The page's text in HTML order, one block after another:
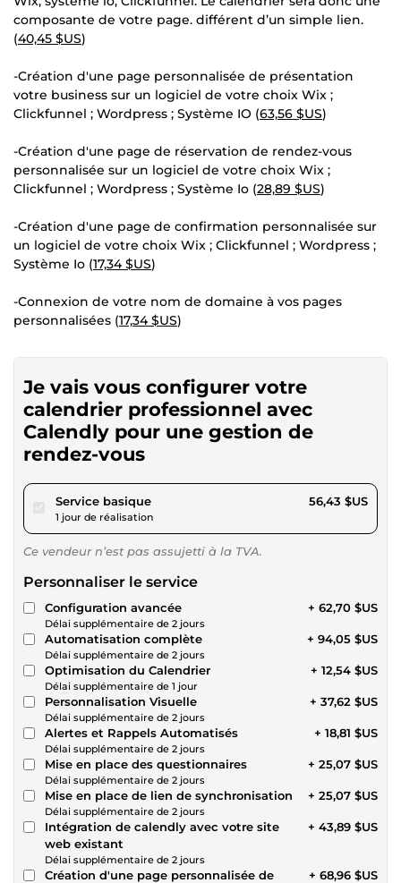
composante de votre page. différent d’un simple lien.
(40,45 $US)
-Création d'une page personnalisée de présentation
votre business sur un logiciel de votre choix Wix ;
Clickfunnel ; Wordpress ; Système IO (63,56 $US)
-Création d'une page de réservation de rendez-vous
personnalisée sur un logiciel de votre choix Wix ;
Clickfunnel ; Wordpress ; Système Io (28,89 $US)
-Création d'une page de confirmation personnalisée sur
un logiciel de votre choix Wix ; Clickfunnel ; Wordpress ;
Système Io (17,34 $US)
-Connexion de votre nom de domaine à vos pages
personnalisées (17,34 $US)
Je vais vous configurer votre
calendrier professionnel avec
Calendly pour une gestion de
rendez-vous
Service basiquepour 52,01 $US
1 jour de réalisation
56,43 $US
Ce vendeur n’est pas assujetti à la TVA.
Personnaliser le service
Configuration avancée
Délai supplémentaire de 2 jours
+ 62,70 $US
Automatisation complète
Délai supplémentaire de 2 jours
+ 94,05 $US
Optimisation du Calendrier
Délai supplémentaire de 1 jour
+ 12,54 $US
Personnalisation Visuelle
Délai supplémentaire de 2 jours
+ 37,62 $US
Alertes et Rappels Automatisés
Délai supplémentaire de 2 jours
+ 18,81 $US
Mise en place des questionnaires
Délai supplémentaire de 2 jours
+ 25,07 $US
Mise en place de lien de synchronisation
Délai supplémentaire de 2 jours
+ 25,07 $US
Intégration de calendly avec votre site
web existant
Délai supplémentaire de 2 jours
+ 43,89 $US
Création d'une page personnalisée de
+ 68,96 $US